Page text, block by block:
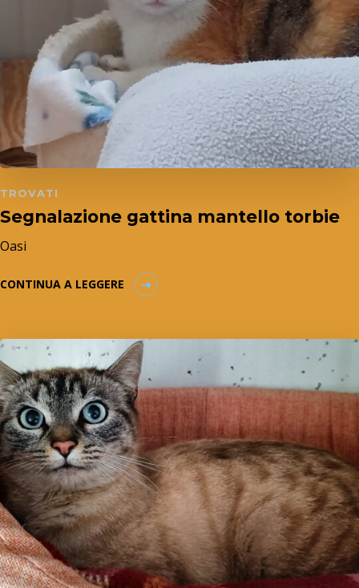
TROVATI
Segnalazione gattina mantello torbie
Oasi
CONTINUA A LEGGERE